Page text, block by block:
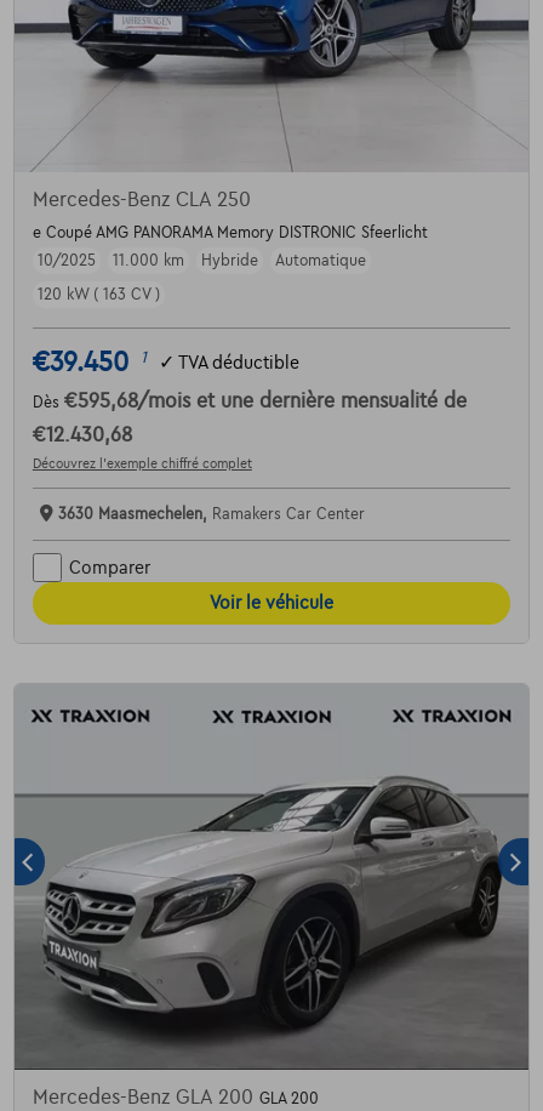
Mercedes-Benz CLA 250
e Coupé AMG PANORAMA Memory DISTRONIC Sfeerlicht
10/2025
11.000 km Hybride
Automatique
120 kW ( 163 CV )
€39.450 1 ✓ TVA déductible
Dès €595,68/mois et une dernière mensualité de
€12.430,68
Découvrez l’exemple chiffré complet
3630 Maasmechelen, Ramakers Car Center
Comparer
Voir le véhicule
Mercedes-Benz GLA 200 GLA 200